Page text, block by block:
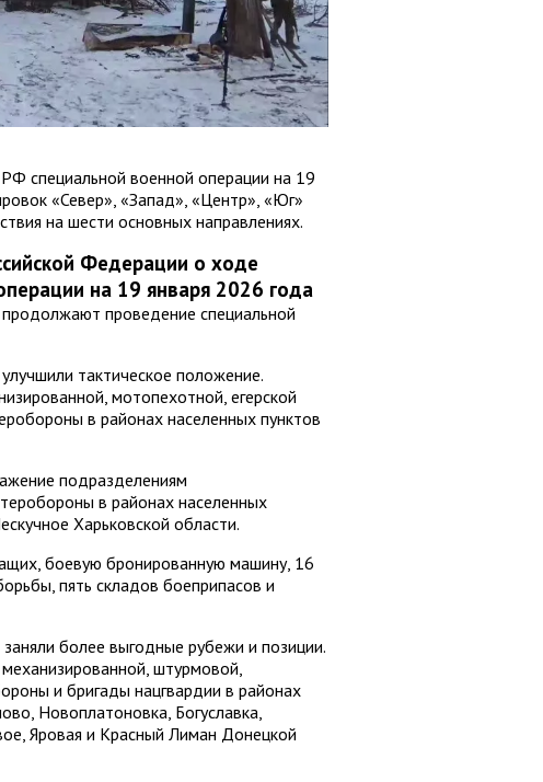
специальной военной операции на 19
«Север», «Запад», «Центр», «Юг»
на шести основных направлениях.
Федерации о ходе
на 19 января 2026 года
проведение специальной
тактическое положение.
мотопехотной, егерской
в районах населенных пунктов
подразделениям
в районах населенных
Харьковской области.
боевую бронированную машину, 16
пять складов боеприпасов и
более выгодные рубежи и позиции.
штурмовой,
и бригады нацгвардии в районах
Новоплатоновка, Богуславка,
Яровая и Красный Лиман Донецкой